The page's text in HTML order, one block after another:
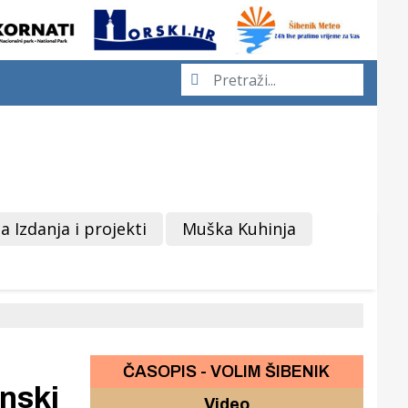
Izdanja i projekti Muška Kuhinja
ČASOPIS - VOLIM ŠIBENIK
Video